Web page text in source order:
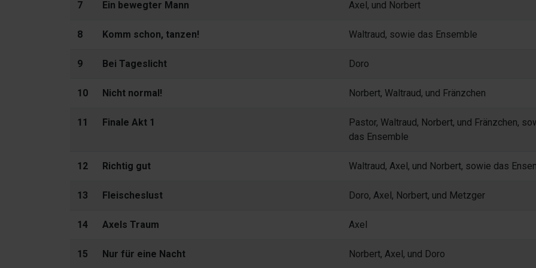
7 Ein bewegter Mann Axel, und Norbert
8 Komm schon, tanzen! Waltraud, sowie das Ensemble
9 Bei Tageslicht Doro
10 Nicht normal! Norbert, Waltraud, und Fränzchen
11 Finale Akt 1
Pastor, Waltraud, Norbert, und Fränzchen,
das Ensemble
12 Richtig gut Waltraud, Axel, und Norbert, sowie das
13 Fleischeslust Doro, Axel, Norbert, und Metzger
14 Axels Traum Axel
15 Nur für eine Nacht Norbert, Axel, und Doro